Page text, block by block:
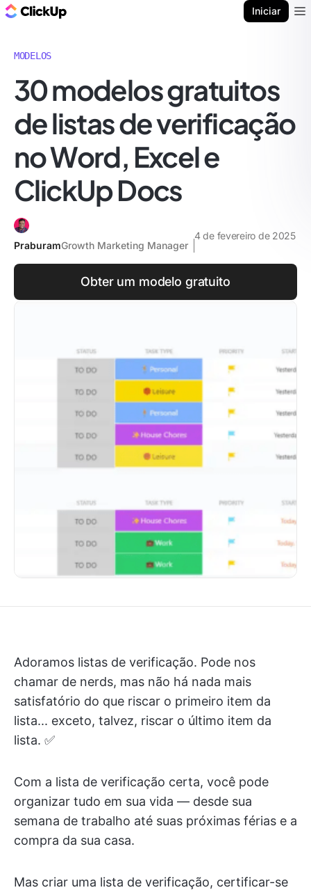
Iniciar
MODELOS
30 modelos gratuitos
de listas de verificação
no Word, Excel e
ClickUp Docs
PraburamGrowth Marketing Manager
4 de fevereiro de 2025
Obter um modelo gratuito
Adoramos listas de verificação. Pode nos
chamar de nerds, mas não há nada mais
satisfatório do que riscar o primeiro item da
lista... exceto, talvez, riscar o último item da
lista. ✅
Com a lista de verificação certa, você pode
organizar tudo em sua vida — desde sua
semana de trabalho até suas próximas férias e a
compra da sua casa.
Mas criar uma lista de verificação, certificar-se